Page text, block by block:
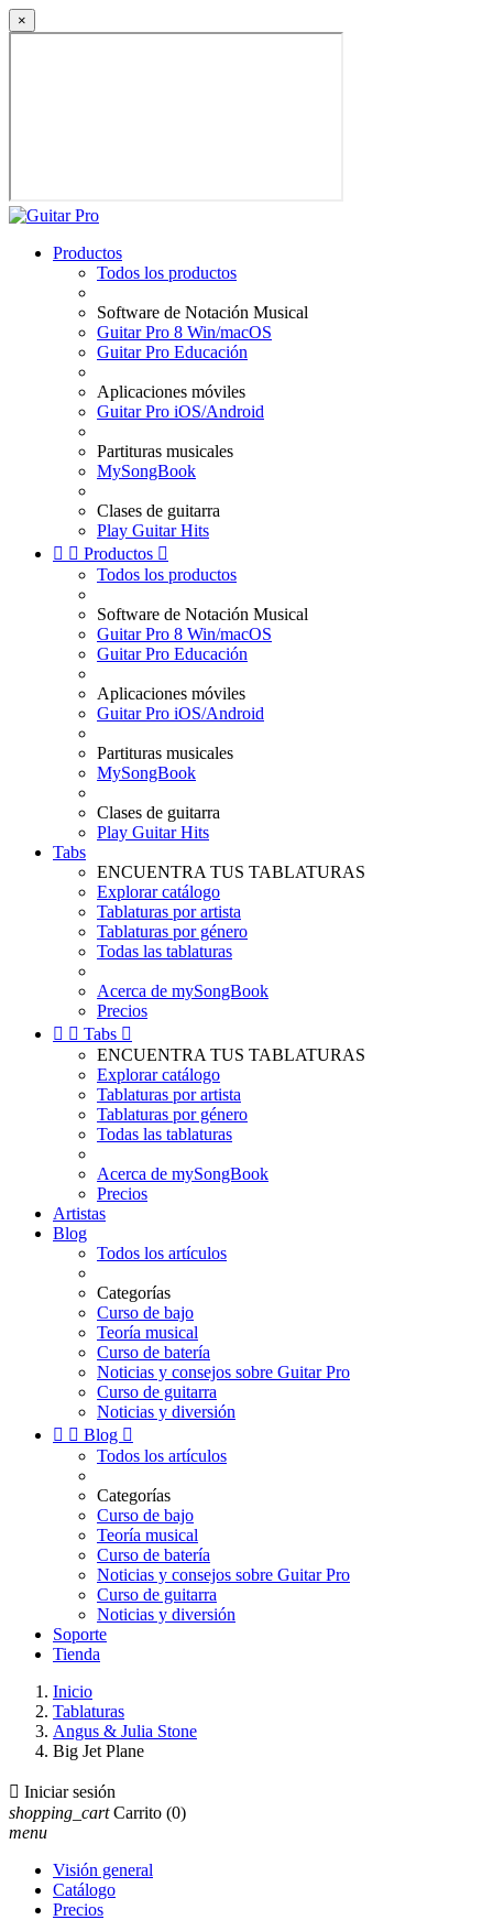
×
Productos
Todos los productos
Software de Notación Musical
Guitar Pro 8 Win/macOS
Guitar Pro Educación
Aplicaciones móviles
Guitar Pro iOS/Android
Partituras musicales
MySongBook
Clases de guitarra
Play Guitar Hits
  Productos 
Todos los productos
Software de Notación Musical
Guitar Pro 8 Win/macOS
Guitar Pro Educación
Aplicaciones móviles
Guitar Pro iOS/Android
Partituras musicales
MySongBook
Clases de guitarra
Play Guitar Hits
Tabs
ENCUENTRA TUS TABLATURAS
Explorar catálogo
Tablaturas por artista
Tablaturas por género
Todas las tablaturas
Acerca de mySongBook
Precios
  Tabs 
ENCUENTRA TUS TABLATURAS
Explorar catálogo
Tablaturas por artista
Tablaturas por género
Todas las tablaturas
Acerca de mySongBook
Precios
Artistas
Blog
Todos los artículos
Categorías
Curso de bajo
Teoría musical
Curso de batería
Noticias y consejos sobre Guitar Pro
Curso de guitarra
Noticias y diversión
  Blog 
Todos los artículos
Categorías
Curso de bajo
Teoría musical
Curso de batería
Noticias y consejos sobre Guitar Pro
Curso de guitarra
Noticias y diversión
Soporte
Tienda
Inicio
Tablaturas
Angus & Julia Stone
Big Jet Plane
 Iniciar sesión
shopping_cart Carrito (0)
menu
Visión general
Catálogo
Precios